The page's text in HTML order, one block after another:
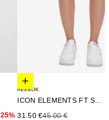
25%
Elige opciones
REEBOK
Precio de oferta
31.50 €Precio anterior
45.00 €